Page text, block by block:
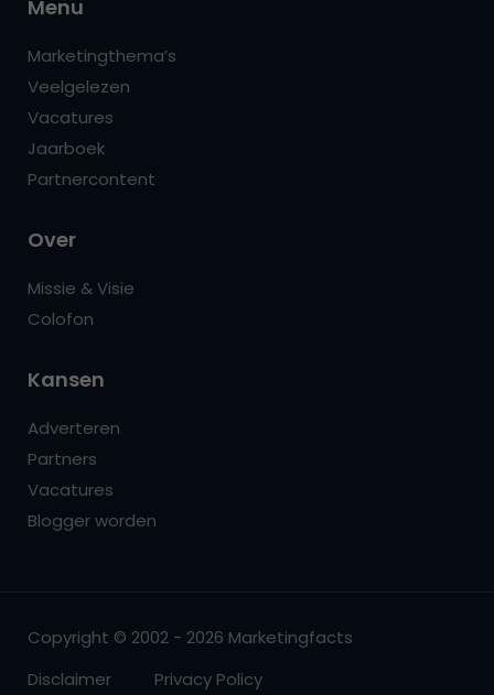
Menu
Marketingthema’s
Veelgelezen
Vacatures
Jaarboek
Partnercontent
Over
Missie & Visie
Colofon
Kansen
Adverteren
Partners
Vacatures
Blogger worden
Copyright © 2002 - 2026 Marketingfacts
Disclaimer
Privacy Policy